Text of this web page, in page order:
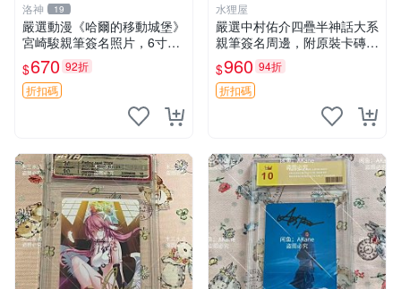
洛神 19
嚴選動漫《哈爾的移動城堡》
宮崎駿親筆簽名照片，6寸含
框珍藏版 哈爾的移動城堡 簽
名照 公仔周邊
$670 92折
折扣碼
水狸屋
嚴選中村佑介四疊半神話大系
親筆簽名周邊，附原裝卡磚
亞克力照片 3寸大小 簽名照
收藏級 周邊商品
$960 94折
折扣碼